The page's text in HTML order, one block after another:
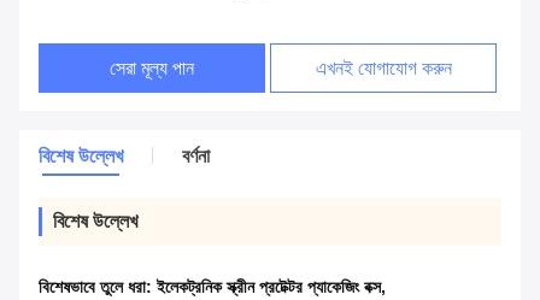
সেরা মূল্য পান এখনই যোগাযোগ করুন
বিশেষ উল্লেখ বর্ণনা
বিশেষ উল্লেখ
বিশেষভাবে তুলে ধরা:ইলেকট্রনিক স্ক্রীন প্রটেক্টর প্যাকেজিং বক্স,